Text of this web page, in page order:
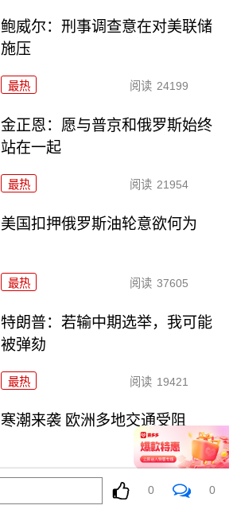
鲍威尔：刑事调查意在对美联储
施压
最热 阅读 24199
金正恩：愿与普京和俄罗斯始终
站在一起
最热 阅读 21954
美国扣押俄罗斯油轮意欲何为
最热 阅读 37605
特朗普：若输中期选举，我可能
被弹劾
最热 阅读 19421
寒潮来袭 欧洲多地交通受阻
最热
0 0